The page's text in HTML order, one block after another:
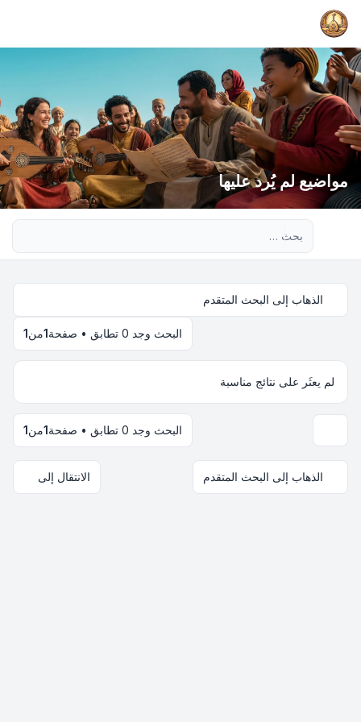
مواضيع لم يُرد عليها
الذهاب إلى البحث المتقدم
البحث وجد 0 تطابق • صفحة 1من1
لم يعثَر على نتائج مناسبة
البحث وجد 0 تطابق • صفحة 1من1
الذهاب إلى البحث المتقدم الانتقال إلى